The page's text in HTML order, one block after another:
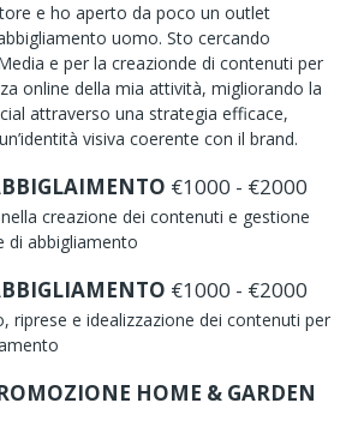
e ho aperto da poco un outlet
uomo. Sto cercando
e per la creazionde di contenuti per
online della mia attività, migliorando la
attraverso una strategia efficace,
visiva coerente con il brand.
€1000 - €2000
creazione dei contenuti e gestione
di abbigliamento
€1000 - €2000
riprese e idealizzazione dei contenuti per
HOME & GARDEN